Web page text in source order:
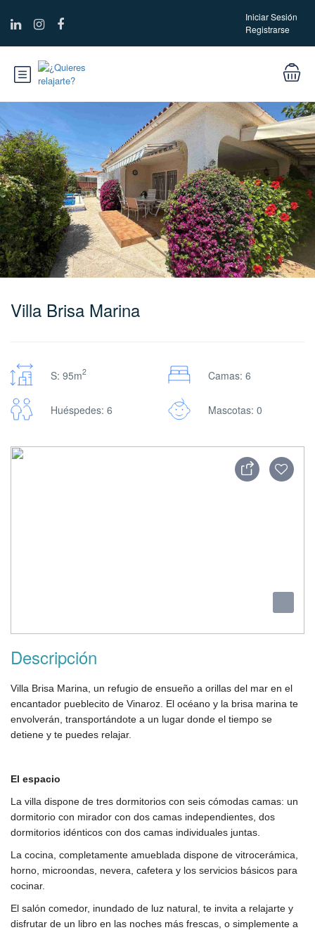
Iniciar Sesión
Registrarse
Villa Brisa Marina
S: 95m2 Camas: 6
Huéspedes: 6 Mascotas: 0
Descripción
Villa Brisa Marina, un refugio de ensueño a orillas del mar en el
encantador pueblecito de Vinaroz. El océano y la brisa marina te
envolverán, transportándote a un lugar donde el tiempo se
detiene y te puedes relajar.
El espacio
La villa dispone de tres dormitorios con seis cómodas camas: un
dormitorio con mirador con dos camas independientes, dos
dormitorios idénticos con dos camas individuales juntas.
La cocina, completamente amueblada dispone de vitrocerámica,
horno, microondas, nevera, cafetera y los servicios básicos para
cocinar.
El salón comedor, inundado de luz natural, te invita a relajarte y
disfrutar de un libro en las noches más frescas, o simplemente a